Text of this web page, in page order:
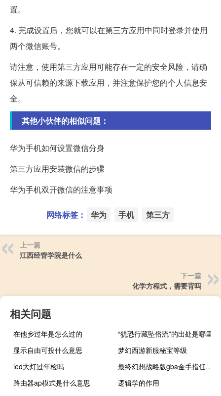
置。
4. 完成设置后，您就可以在第三方应用中同时登录并使用
两个微信账号。
请注意，使用第三方应用可能存在一定的安全风险，请确
保从可信赖的来源下载应用，并注意保护您的个人信息安
全。
其他小伙伴的相似问题：
华为手机如何设置微信分身
第三方应用安装微信的步骤
华为手机双开微信的注意事项
网络标签： 华为 手机 第三方
上一篇
江西经管学院是什么
下一篇
化学方程式，需要背吗
相关问题
在他乡过年是怎么过的
“犹恐行藏坠俗流”的出处是哪里
显示自由可投什么意思
梦幻西游新服秘宝等级
led大灯过年检吗
最终幻想战略版gba金手指任务道具
路由器ap模式是什么意思
逻辑学的作用